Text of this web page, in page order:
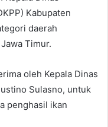
Kabupaten
daerah
Timur.
oleh Kepala Dinas
Sulasno, untuk
penghasil ikan